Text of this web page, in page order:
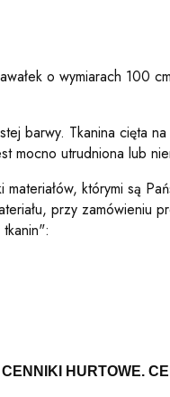
o wymiarach
barwy. Tkanina cięta
mocno utrudniona lub
którymi są
przy zamówieniu
HURTOWE.